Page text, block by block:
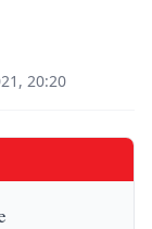
20:20